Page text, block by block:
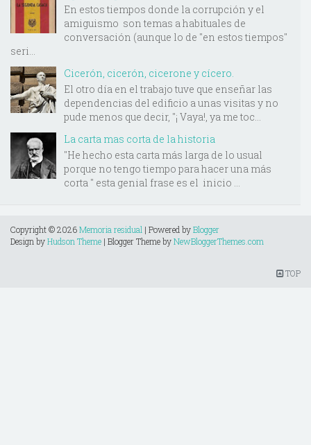
En estos tiempos donde la corrupción y el
amiguismo son temas a habituales de
conversación (aunque lo de "en estos tiempos"
seri...
Cicerón, cicerón, cicerone y cícero.
El otro día en el trabajo tuve que enseñar las
dependencias del edificio a unas visitas y no
pude menos que decir, "¡ Vaya!, ya me toc...
La carta mas corta de la historia
"He hecho esta carta más larga de lo usual
porque no tengo tiempo para hacer una más
corta " esta genial frase es el inicio ...
Copyright ©2026Memoria residual | Powered byBlogger
Design byHudson Theme | Blogger Theme byNewBloggerThemes.com
TOP